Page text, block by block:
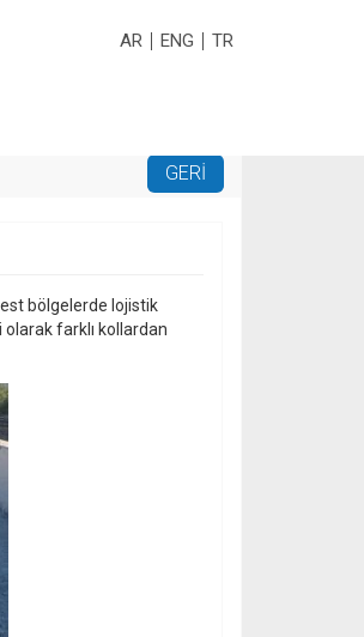
TR
ENG
AR
bölgelerde lojistik
farklı kollardan